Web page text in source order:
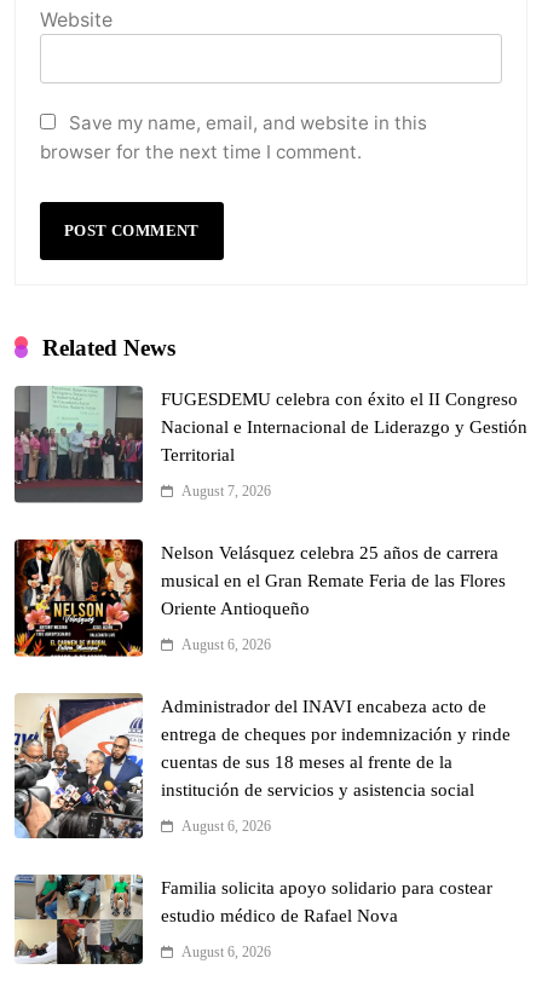
Website
Save my name, email, and website in this
browser for the next time I comment.
Related News
FUGESDEMU celebra con éxito el II Congreso
Nacional e Internacional de Liderazgo y Gestión
Territorial
August 7, 2026
Nelson Velásquez celebra 25 años de carrera
musical en el Gran Remate Feria de las Flores
Oriente Antioqueño
August 6, 2026
Administrador del INAVI encabeza acto de
entrega de cheques por indemnización y rinde
cuentas de sus 18 meses al frente de la
institución de servicios y asistencia social
August 6, 2026
Familia solicita apoyo solidario para costear
estudio médico de Rafael Nova
August 6, 2026